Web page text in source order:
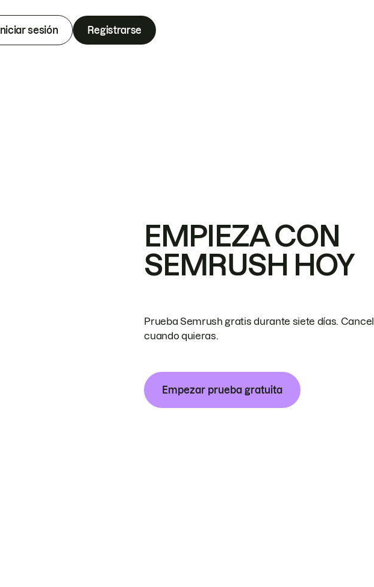
Iniciar sesión Registrarse
EMPIEZA CON
SEMRUSH HOY
Prueba Semrush gratis durante siete días.
cuando quieras.
Empezar prueba gratuita